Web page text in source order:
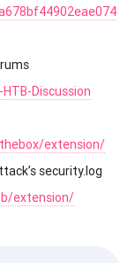
Discussion
extension/
security.log
extension/